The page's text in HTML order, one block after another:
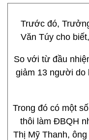
Trước đó,
Văn Túy cho
So với từ đầu
giảm 13 người do
Trong đó có một
thôi làm ĐBQH
Thị Mỹ Thanh,